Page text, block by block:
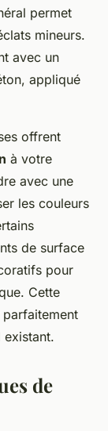
permet
mineurs.
avec un
appliqué
offrent
à votre
avec une
les couleurs
de surface
pour
Cette
existant.
de